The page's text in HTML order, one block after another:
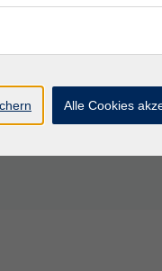
Alle Cookies